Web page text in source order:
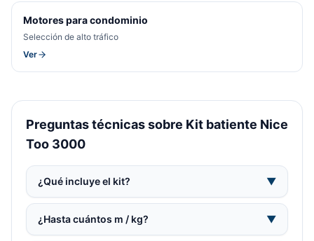
Motores para condominio
Selección de alto tráfico
Ver
Preguntas técnicas sobre Kit batiente Nice
Too 3000
¿Qué incluye el kit? ▼
¿Hasta cuántos m / kg? ▼